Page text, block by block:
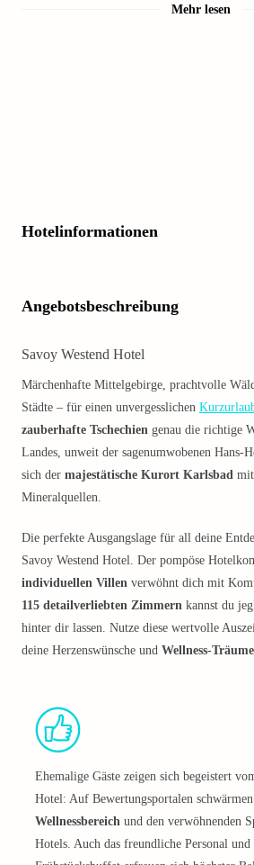
Mehr lesen
Hotelinformationen
Angebotsbeschreibung
Savoy Westend Hotel
Märchenhafte Mittelgebirge, prachtvolle
Städte – für einen unvergesslichen
zauberhafte Tschechien genau die richtige
Landes, unweit der sagenumwobenen Hans-
sich der majestätische Kurort Karlsbad
Mineralquellen.
Die perfekte Ausgangslage für all deine
Savoy Westend Hotel. Der pompöse
individuellen Villen verwöhnt dich mit
115 detailverliebten Zimmern kannst du
hinter dir lassen. Nutze diese wertvolle
deine Herzenswünsche und Wellness-
Ehemalige Gäste zeigen sich begeistert
Hotel: Auf Bewertungsportalen
Wellnessbereich und den verwöhnenden
Hotels. Auch das freundliche Personal und